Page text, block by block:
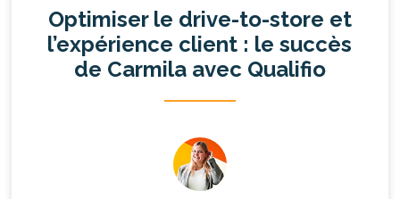
Optimiser le drive-to-store et
l’expérience client : le succès
de Carmila avec Qualifio